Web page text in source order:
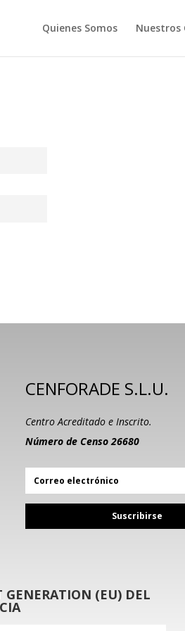
Quienes Somos Nuestros
CENFORADE S.L.U.
Centro Acreditado e Inscrito.
Número de Censo 26680
Suscribirse
GENERATION (EU) DEL